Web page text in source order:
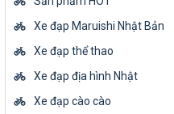
Xe đạp Maruishi Nhật Bản
Xe đạp thể thao
Xe đạp địa hình Nhật
Xe đạp cào cào